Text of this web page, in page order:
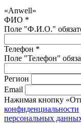
«Anwell»
ФИО *
Поле "Ф.И.О."
Телефон *
Поле "Телефон"
Регион
Email
Нажимая кнопку
конфиденциальности
персональных